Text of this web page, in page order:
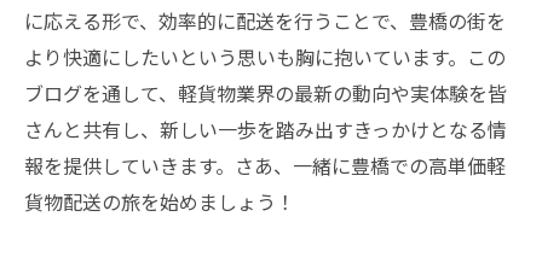
に応える形で、効率的に配送を行うことで、豊橋の街を
より快適にしたいという思いも胸に抱いています。この
ブログを通して、軽貨物業界の最新の動向や実体験を皆
さんと共有し、新しい一歩を踏み出すきっかけとなる情
報を提供していきます。さあ、一緒に豊橋での高単価軽
貨物配送の旅を始めましょう！